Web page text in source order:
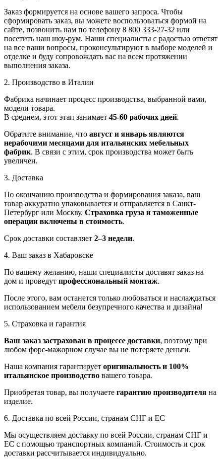
Заказ формируется на основе вашего запроса. Чтобы
сформировать заказ, вы можете воспользоваться формой на
сайте, позвонить нам по телефону 8 800 333-27-32 или
посетить наш шоу-рум. Наши специалисты с радостью ответят
на все ваши вопросы, проконсультируют в выборе моделей и
отделке и буду сопровождать вас на всем протяжении
выполнения заказа.
2. Производство в Италии
Фабрика начинает процесс производства, выбранной вами,
модели товара.
В среднем, этот этап занимает 45-60 рабочих дней.
Обратите внимание, что август и январь являются
нерабочими месяцами для итальянских мебельных
фабрик. В связи с этим, срок производства может быть
увеличен.
3. Доставка
По окончанию производства и формирования заказа, ваш
товар аккуратно упаковывается и отправляется в Санкт-
Петербург или Москву. Страховка груза и таможенные
операции включены в стоимость.
Срок доставки составляет 2–3 недели.
4. Ваш заказ в Хабаровске
По вашему желанию, наши специалисты доставят заказ на
дом и проведут профессиональный монтаж.
После этого, вам останется только любоваться и наслаждаться
использованием мебели безупречного качества и дизайна!
5. Страховка и гарантия
Ваш заказ застрахован в процессе доставки, поэтому при
любом форс-мажорном случае вы не потеряете деньги.
Наша компания гарантирует оригинальность и 100%
итальянское производство вашего товара.
Приобретая товар, вы получаете гарантию производителя на
изделие.
6. Доставка по всей России, странам СНГ и ЕС
Мы осуществляем доставку по всей России, странам СНГ и
ЕС с помощью транспортных компаний. Стоимость и срок
доставки рассчитывается индивидуально.